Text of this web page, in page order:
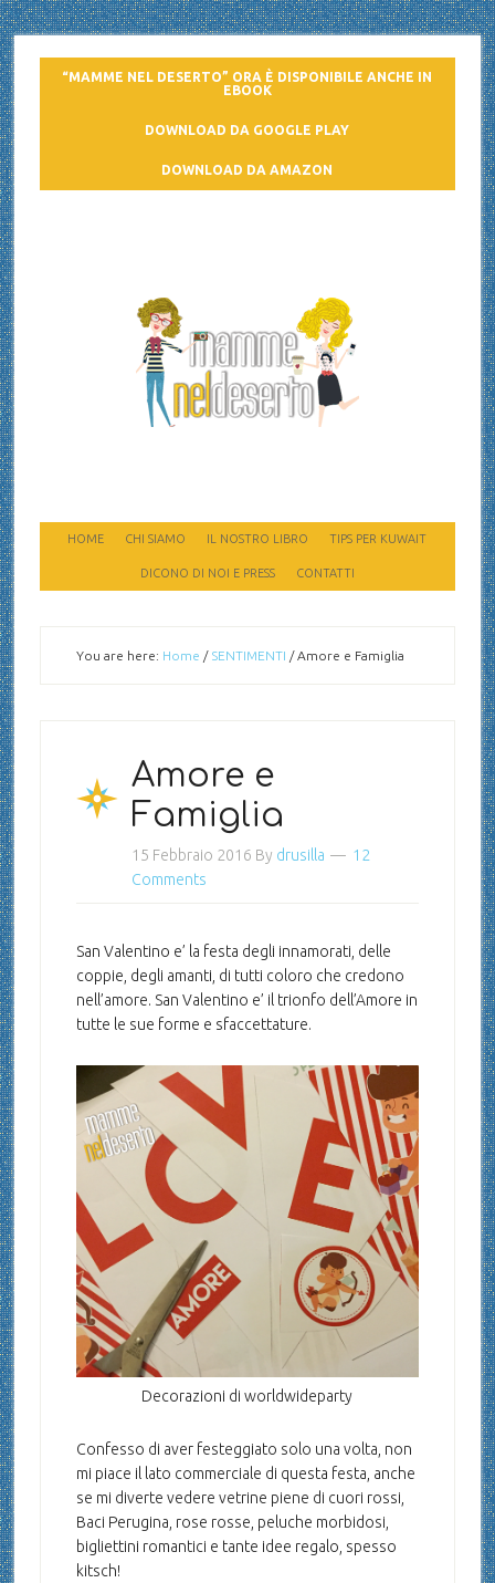
“MAMME NEL DESERTO” ORA È DISPONIBILE ANCHE IN
EBOOK
DOWNLOAD DA GOOGLE PLAY
DOWNLOAD DA AMAZON
HOME CHI SIAMO IL NOSTRO LIBRO TIPS PER KUWAIT
DICONO DI NOI E PRESS CONTATTI
You are here: Home / SENTIMENTI /Amore e Famiglia
Amore e
Famiglia
15 Febbraio 2016 By drusilla
12
Comments
San Valentino e’ la festa degli innamorati, delle
coppie, degli amanti, di tutti coloro che credono
nell’amore. San Valentino e’ il trionfo dell’Amore in
tutte le sue forme e sfaccettature.
Decorazioni di worldwideparty
Confesso di aver festeggiato solo una volta, non
mi piace il lato commerciale di questa festa, anche
se mi diverte vedere vetrine piene di cuori rossi,
Baci Perugina, rose rosse, peluche morbidosi,
bigliettini romantici e tante idee regalo, spesso
kitsch!